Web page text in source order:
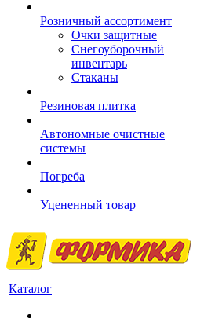
Розничный ассортимент
Очки защитные
Снегоуборочный
инвентарь
Стаканы
Резиновая плитка
Автономные очистные
системы
Погреба
Уцененный товар
Каталог